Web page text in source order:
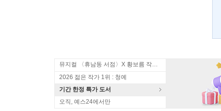
뮤지컬 〈휴남동 서점〉X 황보름 작가 북토크
2026 젊은 작가 1위 : 청예
기간 한정 특가 도서
오직, 예스24에서만